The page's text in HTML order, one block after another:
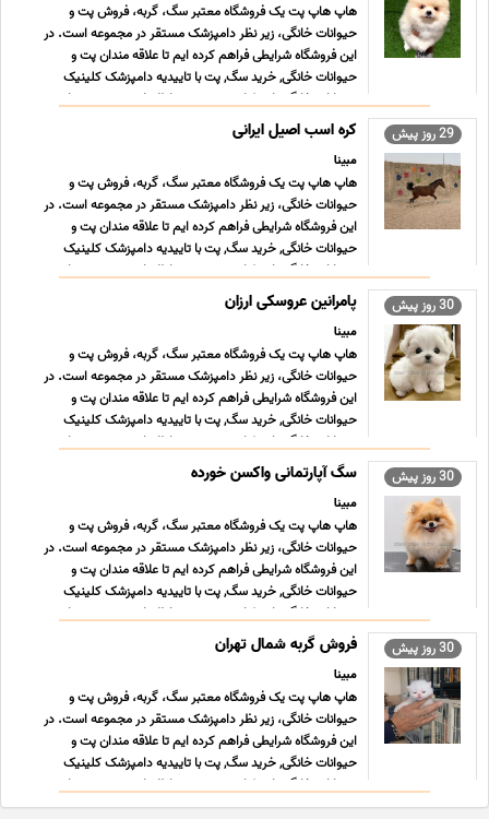
هاپ هاپ پت یک فروشگاه معتبر سگ، گربه، فروش پت و
حیوانات خانگی، زیر نظر دامپزشک مستقر در مجموعه است. در
این فروشگاه شرایطی فراهم کرده ایم تا علاقه مندان پت و
حیوانات خانگی, خرید سگ, پت با تاییدیه دامپزشک کلینیک
حیوانات خانگی با جزئیات و همچنین اطلاعات بیشتری بتوانند
حیوان خانگی مو ... ...
29 روز پیش کره اسب اصیل ایرانی
مبینا
هاپ هاپ پت یک فروشگاه معتبر سگ، گربه، فروش پت و
حیوانات خانگی، زیر نظر دامپزشک مستقر در مجموعه است. در
این فروشگاه شرایطی فراهم کرده ایم تا علاقه مندان پت و
حیوانات خانگی, خرید سگ, پت با تاییدیه دامپزشک کلینیک
حیوانات خانگی با جزئیات و همچنین اطلاعات بیشتری بتوانند
حیوان خانگی مو ... ...
30 روز پیش پامرانین عروسکی ارزان
مبینا
هاپ هاپ پت یک فروشگاه معتبر سگ، گربه، فروش پت و
حیوانات خانگی، زیر نظر دامپزشک مستقر در مجموعه است. در
این فروشگاه شرایطی فراهم کرده ایم تا علاقه مندان پت و
حیوانات خانگی, خرید سگ, پت با تاییدیه دامپزشک کلینیک
حیوانات خانگی با جزئیات و همچنین اطلاعات بیشتری بتوانند
حیوان خانگی مو ... ...
30 روز پیش سگ آپارتمانی واکسن خورده
مبینا
هاپ هاپ پت یک فروشگاه معتبر سگ، گربه، فروش پت و
حیوانات خانگی، زیر نظر دامپزشک مستقر در مجموعه است. در
این فروشگاه شرایطی فراهم کرده ایم تا علاقه مندان پت و
حیوانات خانگی, خرید سگ, پت با تاییدیه دامپزشک کلینیک
حیوانات خانگی با جزئیات و همچنین اطلاعات بیشتری بتوانند
حیوان خانگی مو ... ...
30 روز پیش فروش گربه شمال تهران
مبینا
هاپ هاپ پت یک فروشگاه معتبر سگ، گربه، فروش پت و
حیوانات خانگی، زیر نظر دامپزشک مستقر در مجموعه است. در
این فروشگاه شرایطی فراهم کرده ایم تا علاقه مندان پت و
حیوانات خانگی, خرید سگ, پت با تاییدیه دامپزشک کلینیک
حیوانات خانگی با جزئیات و همچنین اطلاعات بیشتری بتوانند
حیوان خانگی مو ... ...